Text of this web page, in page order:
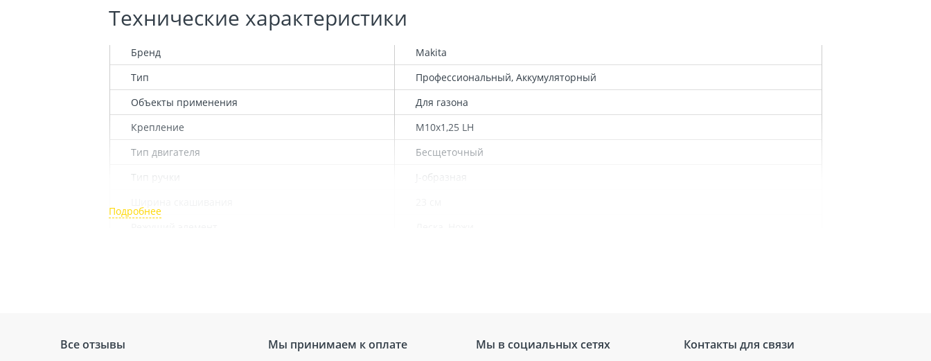
Технические характеристики
Бренд
Makita
Тип
Профессиональный, Аккумуляторный
Объекты применения
Для газона
Крепление
М10х1,25 LH
Тип двигателя
Бесщеточный
Тип ручки
J-образная
Все отзывы Мы принимаем к оплате Мы в социальных сетях Контакты для связи